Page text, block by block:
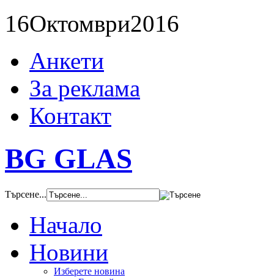
16Октомври2016
Анкети
За реклама
Контакт
BG GLAS
Търсене...
Начало
Новини
Изберете новина